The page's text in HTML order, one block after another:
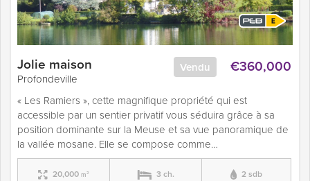
€360,000
Vendu
Jolie maison
Profondeville
« Les Ramiers », cette magnifique propriété qui est
accessible par un sentier privatif vous séduira grâce à sa
position dominante sur la Meuse et sa vue panoramique de
la vallée mosane. Elle se compose comme…
20,000 m² 3 ch. 2 sdb